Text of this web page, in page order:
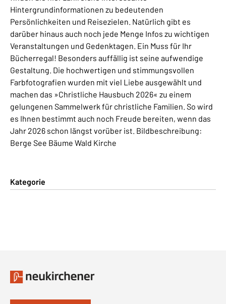
Hintergrundinformationen zu bedeutenden
Persönlichkeiten und Reisezielen. Natürlich gibt es
darüber hinaus auch noch jede Menge Infos zu wichtigen
Veranstaltungen und Gedenktagen. Ein Muss für Ihr
Bücherregal! Besonders auffällig ist seine aufwendige
Gestaltung. Die hochwertigen und stimmungsvollen
Farbfotografien wurden mit viel Liebe ausgewählt und
machen das »Christliche Hausbuch 2026« zu einem
gelungenen Sammelwerk für christliche Familien. So wird
es Ihnen bestimmt auch noch Freude bereiten, wenn das
Jahr 2026 schon längst vorüber ist. Bildbeschreibung:
Berge See Bäume Wald Kirche
Kategorie